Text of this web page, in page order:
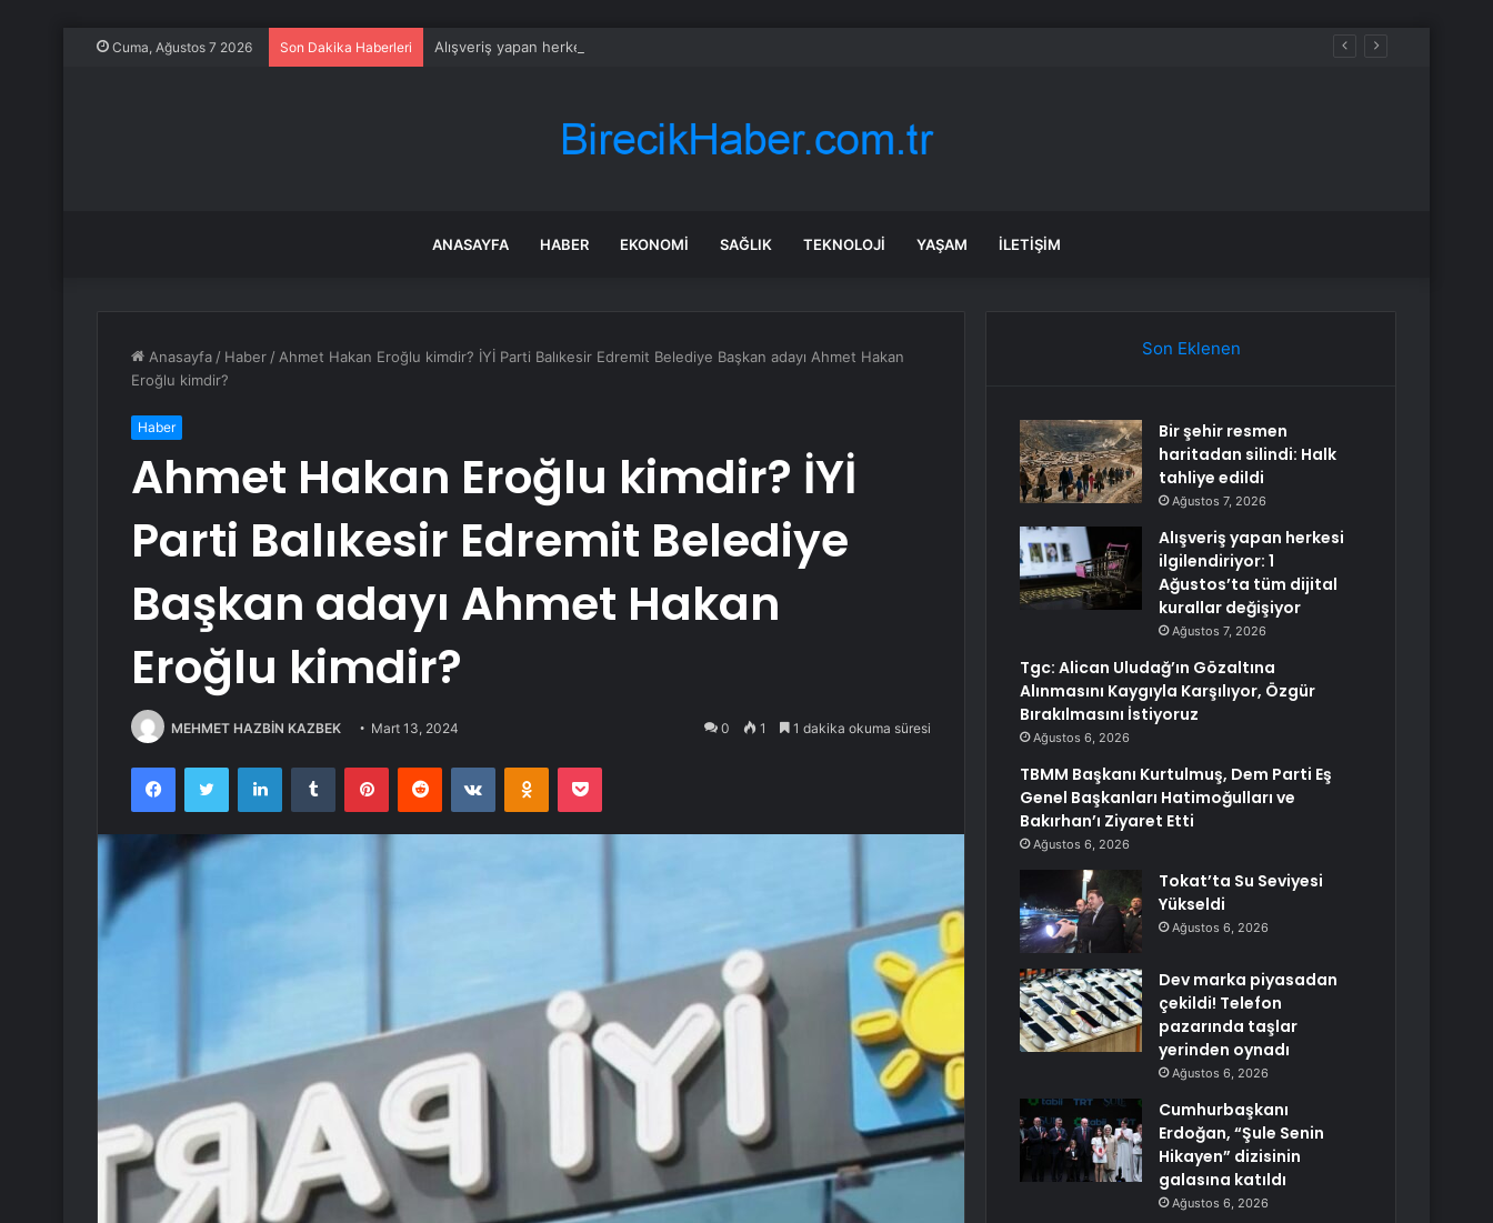
Cuma, Ağustos 7 2026 Son Dakika Haberleri Alışveriş yapan herkesi ilgilendiriyor: 1 Ağustos’ta tüm dijital kurallar değişiyor
ANASAYFA HABER EKONOMI SAĞLIK TEKNOLOJI YAŞAM İLETIŞIM
Anasayfa / Haber / Ahmet Hakan Eroğlu kimdir? İYİ Parti Balıkesir Edremit Belediye Başkan adayı Ahmet Hakan
Eroğlu kimdir?
Haber
Ahmet Hakan Eroğlu kimdir? İYİ
Parti Balıkesir Edremit Belediye
Başkan adayı Ahmet Hakan
Eroğlu kimdir?
MEHMET HAZBİN KAZBEK Mart 13, 2024 0 1 1 dakika okuma süresi
FacebookTwitter LinkedInTumblr PinterestReddit VKontakteOdnoklassniki
Pocket
Son Eklenen
Bir şehir resmen
haritadan silindi: Halk
tahliye edildi
Ağustos 7, 2026
Alışveriş yapan herkesi
ilgilendiriyor: 1
Ağustos’ta tüm dijital
kurallar değişiyor
Ağustos 7, 2026
Tgc: Alican Uludağ’ın Gözaltına
Alınmasını Kaygıyla Karşılıyor, Özgür
Bırakılmasını İstiyoruz
Ağustos 6, 2026
TBMM Başkanı Kurtulmuş, Dem Parti Eş
Genel Başkanları Hatimoğulları ve
Bakırhan’ı Ziyaret Etti
Ağustos 6, 2026
Tokat’ta Su Seviyesi
Yükseldi
Ağustos 6, 2026
Dev marka piyasadan
çekildi! Telefon
pazarında taşlar
yerinden oynadı
Ağustos 6, 2026
Cumhurbaşkanı
Erdoğan, “Şule Senin
Hikayen” dizisinin
galasına katıldı
Ağustos 6, 2026